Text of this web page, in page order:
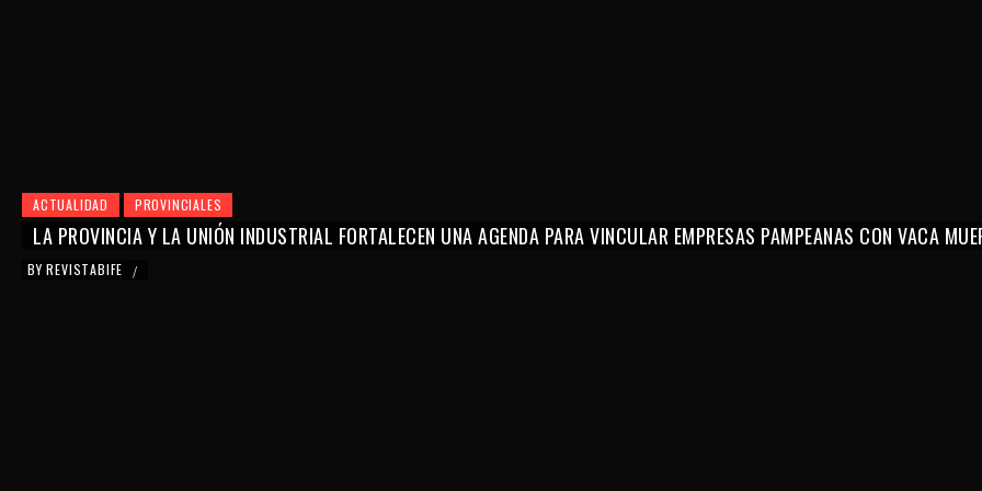
ACTUALIDAD PROVINCIALES
LA PROVINCIA Y LA UNIÓN INDUSTRIAL FORTALECEN UNA AGENDA PARA VINCULAR EMPRESAS PAMPEANAS CON VACA
BY REVISTABIFE /